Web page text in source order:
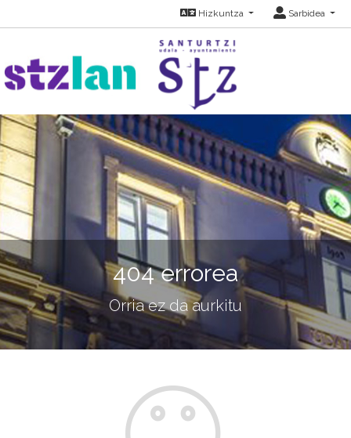
Hizkuntza Sarbidea
404 errorea
Orria ez da aurkitu